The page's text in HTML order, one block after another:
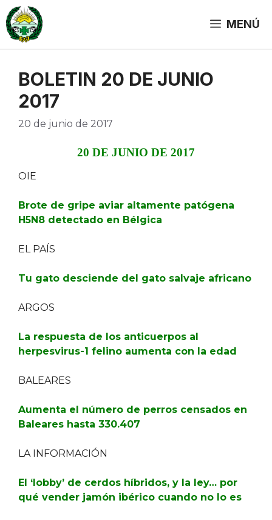
Saltar
al
contenido
MENÚ
BOLETIN 20 DE JUNIO
2017
20 de junio de 2017
20 DE JUNIO DE 2017
OIE
Brote de gripe aviar altamente patógena
H5N8 detectado en Bélgica
EL PAÍS
Tu gato desciende del gato salvaje africano
ARGOS
La respuesta de los anticuerpos al
herpesvirus-1 felino aumenta con la edad
BALEARES
Aumenta el número de perros censados en
Baleares hasta 330.407
LA INFORMACIÓN
El ‘lobby’ de cerdos híbridos, y la ley… por
qué vender jamón ibérico cuando no lo es